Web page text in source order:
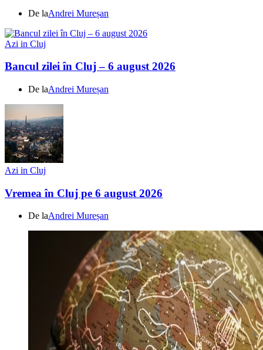
De laAndrei Mureșan
Azi in Cluj
Bancul zilei în Cluj – 6 august 2026
De laAndrei Mureșan
Azi in Cluj
Vremea în Cluj pe 6 august 2026
De laAndrei Mureșan